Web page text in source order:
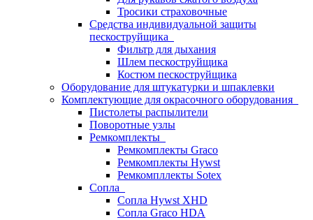
Тросики страховочные
Средства индивидуальной защиты
пескоструйщика
Фильтр для дыхания
Шлем пескоструйщика
Костюм пескоструйщика
Оборудование для штукатурки и шпаклевки
Комплектующие для окрасочного оборудования
Пистолеты распылители
Поворотные узлы
Ремкомплекты
Ремкомплекты Graco
Ремкомплекты Hywst
Ремкомпллекты Sotex
Сопла
Сопла Hywst XHD
Сопла Graco HDA